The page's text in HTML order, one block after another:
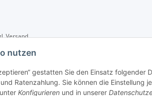
nutzen
gestatten Sie den Einsatz folgender
Ratenzahlung. Sie können die Einstellung
Konfigurieren und in unserer
Versand